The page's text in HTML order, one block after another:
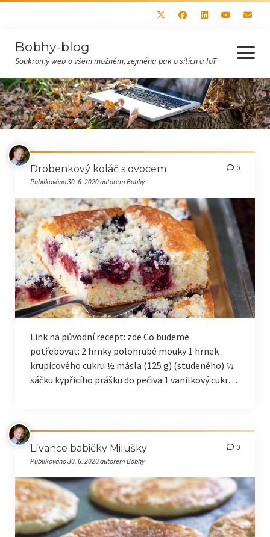
Bobhy-blog
Soukromý web o všem možném, zejména pak o sítích a IoT
otevřít
menu
Domů
Všechny příspěvky
Hobby (bastlení, sítě)
IoT
Recepty
Polévky
Maso
Sladké recepty
Pečivo
Projekt Mete-IoT
Přehled (Drnovice 771)
Přehled (Roštín 78)
Drobenkový koláč s ovocem
Publikováno 30. 6. 2020 autorem Bobhy
0
Link na původní recept: zde Co budeme
potřebovat: 2 hrnky polohrubé mouky 1 hrnek
krupicového cukru ½ másla (125 g) (studeného) ½
sáčku kypřicího prášku do pečiva 1 vanilkový cukr…
Lívance babičky Milušky
Publikováno 30. 6. 2020 autorem Bobhy
0